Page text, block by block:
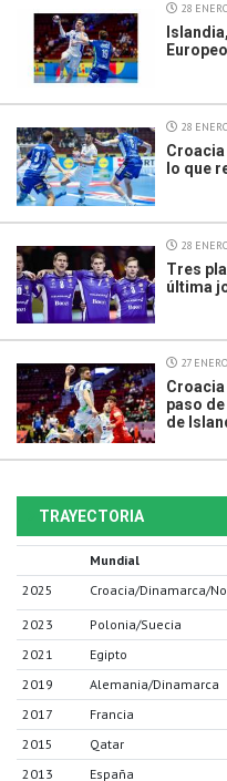
28
28
lo que
28
Tres
última
27
Croacia
paso
de
TRAYECTORIA
Mundial
2025
Croacia/Dinamarca/
2023
Polonia/Suecia
2021
Egipto
2019
Alemania/Dinamarca
2017
Francia
2015
Qatar
2013
España